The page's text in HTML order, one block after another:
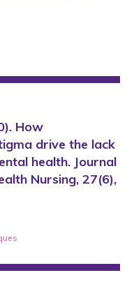
How
drive the lack
health. Journal
Nursing, 27(6),